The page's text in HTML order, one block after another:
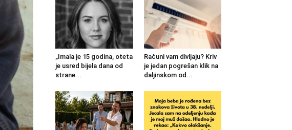
„Imala je 15 godina, oteta
je usred bijela dana od
strane...
Računi vam divljaju? Kriv
je jedan pogrešan klik na
daljinskom od...